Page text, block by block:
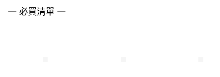
４．使用「AFTEE先享後付」時，將依據個別帳號之用戶狀況，依本公司即
一 必買清單 一